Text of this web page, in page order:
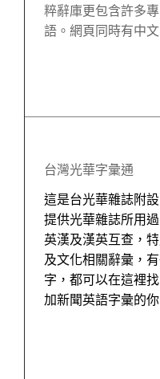
粹辭庫更包含許多
語。網頁同時有中
台灣光華字彙通
這是台光華雜誌附
提供光華雜誌所用
英漢及漢英互查，
及文化相關辭彙，
字，都可以在這裡
加新聞英語字彙的